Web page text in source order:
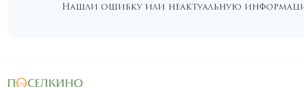
Нашли ошибку или неактуальную